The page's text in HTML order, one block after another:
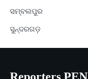
ସମ୍ବଲପୁର
ସୁନ୍ଦରଗଡ଼